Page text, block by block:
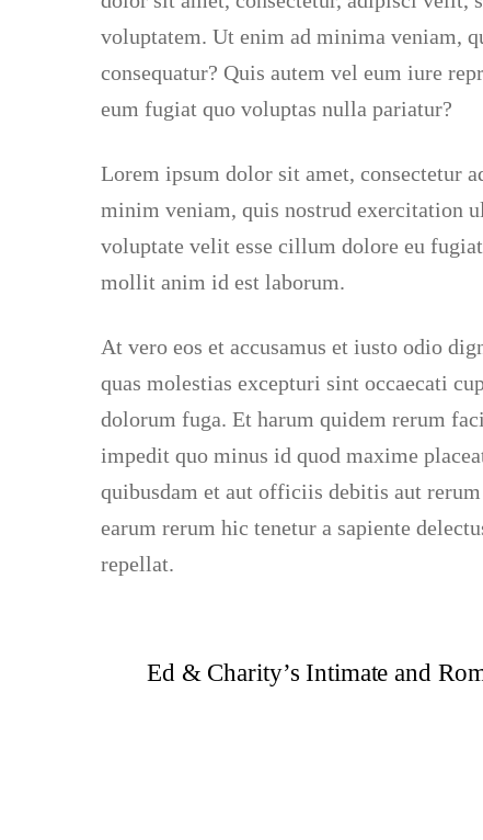
voluptatem. Ut enim ad minima veniam,
consequatur? Quis autem vel eum iure
eum fugiat quo voluptas nulla pariatur?
Lorem ipsum dolor sit amet, consectetur
minim veniam, quis nostrud exercitation
voluptate velit esse cillum dolore eu
mollit anim id est laborum.
At vero eos et accusamus et iusto odio
quas molestias excepturi sint occaecati
dolorum fuga. Et harum quidem rerum
impedit quo minus id quod maxime
quibusdam et aut officiis debitis aut rerum
earum rerum hic tenetur a sapiente
repellat.
Ed & Charity’s Intimate and